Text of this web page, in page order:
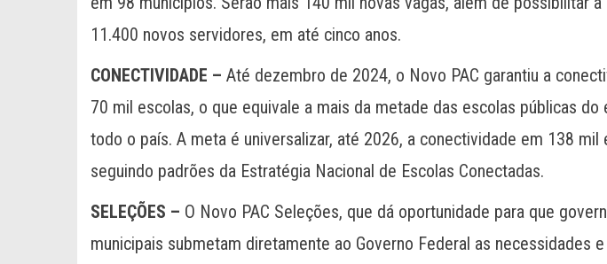
11.400 novos servidores, em até cinco anos.
CONECTIVIDADE – Até dezembro de 2024, o Novo PAC garantiu a
70 mil escolas, o que equivale a mais da metade das escolas públicas do
todo o país. A meta é universalizar, até 2026, a conectividade em 138 mil
seguindo padrões da Estratégia Nacional de Escolas Conectadas.
SELEÇÕES – O Novo PAC Seleções, que dá oportunidade para que
municipais submetam diretamente ao Governo Federal as necessidades